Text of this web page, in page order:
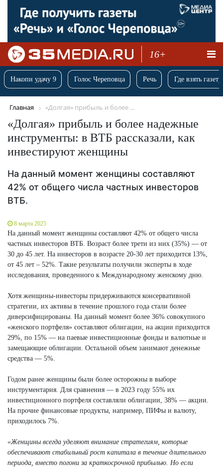
16+
Накопи удачу 9 Голос Череповца Речь Где взять
Главная «Долгая» прибыль и более ...
«Долгая» прибыль и более надежные
инструменты: в ВТБ рассказали, как
инвестируют женщины
На данный момент женщины составляют
42% от общего числа частных инвесторов
ВТБ.
8 марта 2025
На данный момент женщины составляют 42% от общего числа
частных инвесторов ВТБ. Возраст более трети из них (35%) — от
30 до 45 лет. На инвесторов в возрасте 20-30 лет приходится 13%,
от 45 лет – 52%. Такие результаты получили эксперты в ходе
исследования, проведенного к Международному женскому дню.
Хотя женщины-инвесторы придерживаются консервативной
стратегии, их активы в течение прошлого года стали более
диверсифицированы. На данный момент более 36% совокупного
«женского портфеля» составляют облигации, на акции приходится
29%, по 15% — на паевые инвестиционные фонды и валютные и
замещающие облигации. Остальной объем занимают денежные
средства — 5%.
Годом ранее женщины были более осторожны в выборе
инструментария. Для сравнения — в 2023 году 55% их
инвестиционного портфеля составляли облигации, 38% — акции.
На прочие финансовые продукты, например, ПИФы и валюту,
приходилось 7%.
«Женщины всегда уделяют внимание стратегиям, которые
обеспечивают стабильный рост капитала в течение длительного
периода, вместо погони за краткосрочной прибылью. Но если